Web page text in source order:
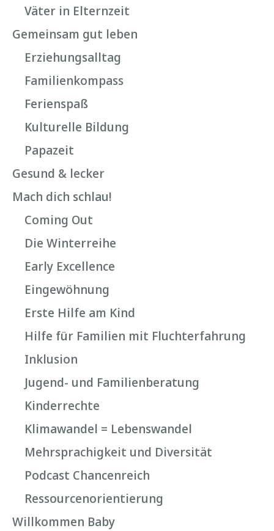
Väter in Elternzeit
Gemeinsam gut leben
Erziehungsalltag
Familienkompass
Ferienspaß
Kulturelle Bildung
Papazeit
Gesund & lecker
Mach dich schlau!
Coming Out
Die Winterreihe
Early Excellence
Eingewöhnung
Erste Hilfe am Kind
Hilfe für Familien mit Fluchterfahrung
Inklusion
Jugend- und Familienberatung
Kinderrechte
Klimawandel = Lebenswandel
Mehrsprachigkeit und Diversität
Podcast Chancenreich
Ressourcenorientierung
Willkommen Baby